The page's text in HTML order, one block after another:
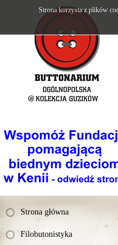
Strona główna
Filobutonistyka
Strona korzysta z plików